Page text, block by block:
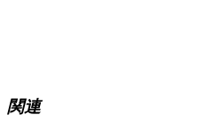
関連